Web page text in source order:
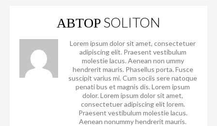
АВТОР SOLITON
Lorem ipsum dolor sit amet, consectetuer
adipiscing elit. Praesent vestibulum
molestie lacus. Aenean non ummy
hendrerit mauris. Phasellus porta. Fusce
suscipit varius mi. Cum sociis sere natoque
penati bus et magnis dis. Lorem ipsum
dolor. Lorem ipsum dolor sit amet,
consectetuer adipiscing elit lorem.
Praesent vestibulum molestie lacus.
Aenean nonummy hendrerit mauris.